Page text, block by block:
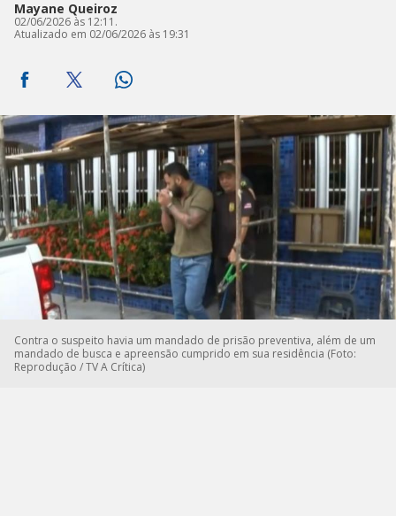
Mayane Queiroz
02/06/2026 às 12:11.
Atualizado em 02/06/2026 às 19:31
Contra o suspeito havia um mandado de prisão preventiva, além de um
mandado de busca e apreensão cumprido em sua residência (Foto:
Reprodução / TV A Crítica)